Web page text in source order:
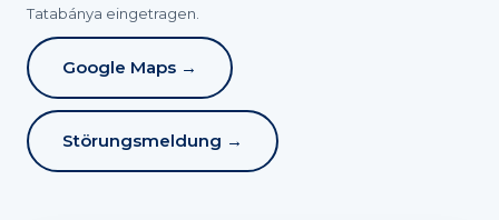
Tatabánya eingetragen.
Google Maps →
Störungsmeldung →